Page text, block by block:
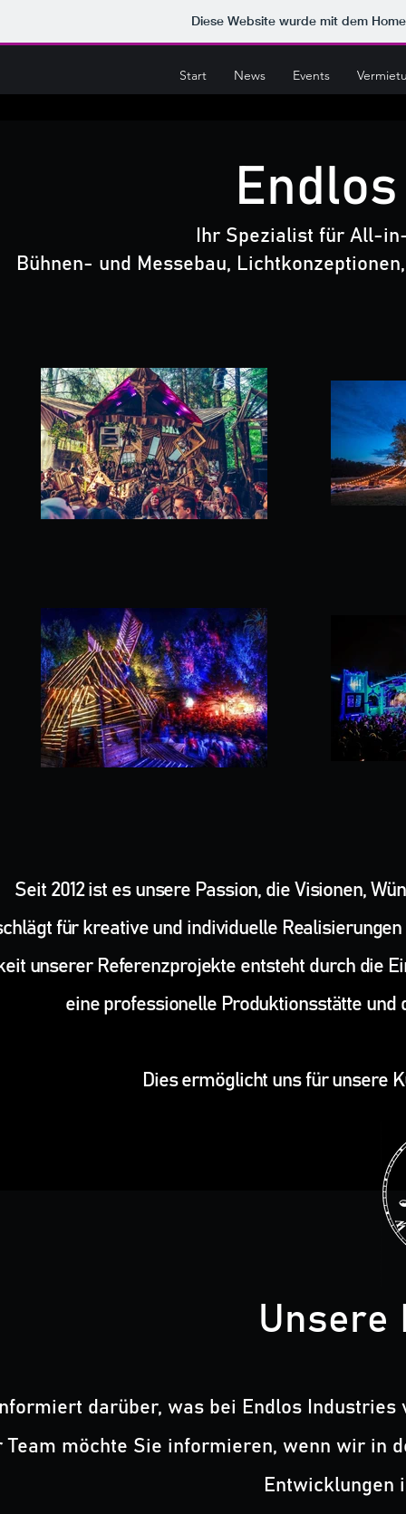
Diese Website wurde mit dem
Start News Events
Ihr Spezialist für All-
Bühnen- und Messebau,
Seit 2012 ist es unsere Passion, die Visionen,
für kreative und individuelle
unserer Referenzprojekte entsteht durch die
eine professionelle Produktionsstätte
Dies ermöglicht uns für unsere
Unsere
darüber, was bei Endlos
Team möchte Sie informieren, wenn wir in
Entwicklungen